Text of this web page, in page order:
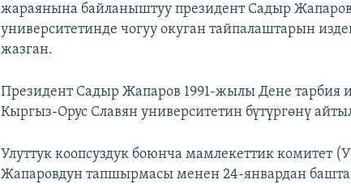
жараянына байланыштуу президент Садыр
университетинде чогуу окуган тайпалаштарын
жазган.
Президент Садыр Жапаров 1991-жылы Дене тарбия
Кыргыз-Орус Славян университетин бүтүргөнү
Улуттук коопсуздук боюнча мамлекеттик комитет
Жапаровдун тапшырмасы менен 24-январдан